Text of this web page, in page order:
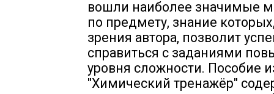
вошли наиболее значимые
по предмету, знание
зрения автора, позволит
справиться с заданиями
уровня сложности. Пособие
"Химический тренажёр"